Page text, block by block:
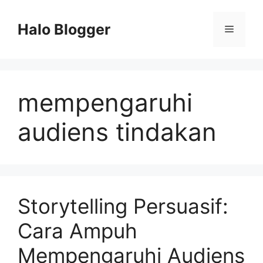
contentHalo Blogger Menu
mempengaruhi
audiens tindakan
Storytelling Persuasif:
Cara Ampuh
Mempengaruhi Audiens